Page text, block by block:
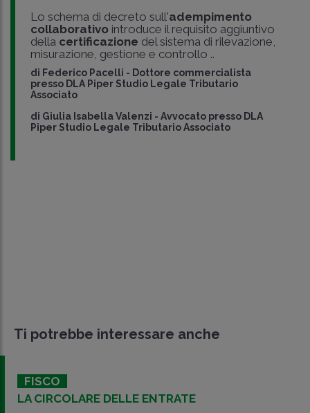
Lo schema di decreto sull'adempimento
collaborativo introduce il requisito aggiuntivo
della certificazione del sistema di rilevazione,
misurazione, gestione e controllo ..
di Federico Pacelli - Dottore commercialista
presso DLA Piper Studio Legale Tributario
Associato
di Giulia Isabella Valenzi - Avvocato presso DLA
Piper Studio Legale Tributario Associato
Ti potrebbe interessare anche
FISCO
LA CIRCOLARE DELLE ENTRATE